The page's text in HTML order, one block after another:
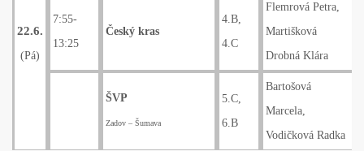
22.6.
(Pá)
7:55-
13:25
Český kras
4.B,
4.C
Flemrová Petra,
Martišková
Drobná Klára
ŠVP
Zadov – Šumava
5.C,
6.B
Bartošová
Marcela,
Vodičková Radka